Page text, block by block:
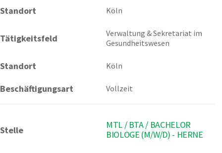
Standort Köln
Tätigkeitsfeld
Verwaltung & Sekretariat im
Gesundheitswesen
Standort Köln
Beschäftigungsart Vollzeit
Stelle
MTL / BTA / BACHELOR
BIOLOGE (M/W/D) - HERNE